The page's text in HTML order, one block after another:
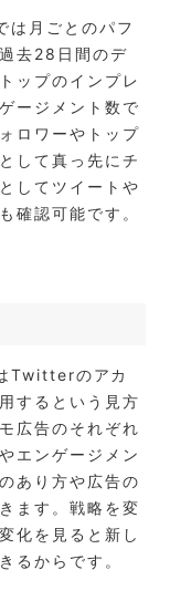
月ごとのパフ
去28日間のデ
ップのインプレ
ージメント数で
ロワーやトップ
して真っ先に チ
してツイートや
確認可能です。
Twitterのアカ
するという見方
広告のそれぞれ
エンゲージメン
あり方や広告の
ます。戦略を変
化を見ると新し
るからです。